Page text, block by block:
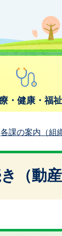
・健康・福祉
各課の案内（組
（動産